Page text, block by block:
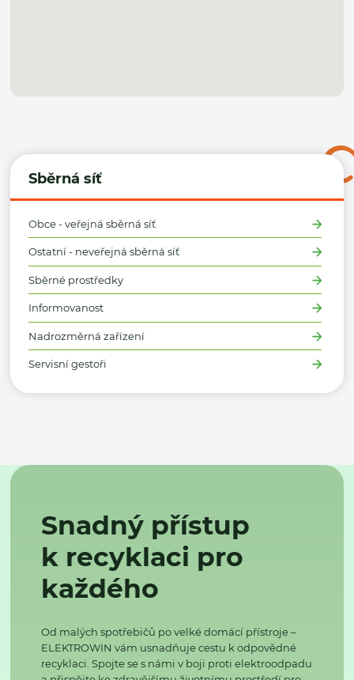
Sběrná síť
Obce - veřejná sběrná síť
Ostatní - neveřejná sběrná síť
Sběrné prostředky
Informovanost
Nadrozměrná zařízení
Servisní gestoři
Snadný přístup
k recyklaci pro
každého
Od malých spotřebičů po velké domácí přístroje –
ELEKTROWIN vám usnadňuje cestu k odpovědné
recyklaci. Spojte se s námi v boji proti elektroodpadu